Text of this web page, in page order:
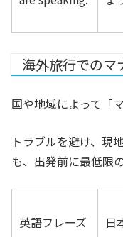
海外旅行でのマ
国や地域によって「
トラブルを避け、現
も、出発前に最低限
英語フレーズ 日